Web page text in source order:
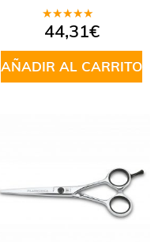
Valorado
en5.00de
5
44,31€
AÑADIR AL CARRITO